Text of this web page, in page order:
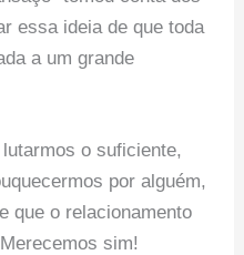
essa ideia de que toda
a um grande
o suficiente,
por alguém,
que o relacionamento
sim!